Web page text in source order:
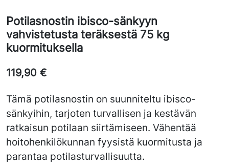
Potilasnostin ibisco-sänkyyn
vahvistetusta teräksestä 75 kg
kuormituksella
119,90 €
Tämä potilasnostin on suunniteltu ibisco-
sänkyihin, tarjoten turvallisen ja kestävän
ratkaisun potilaan siirtämiseen. Vähentää
hoitohenkilökunnan fyysistä kuormitusta ja
parantaa potilasturvallisuutta.